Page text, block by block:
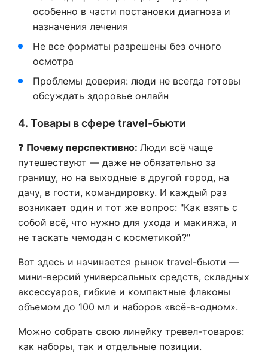
особенно в части постановки диагноза и
назначения лечения
Не все форматы разрешены без очного
осмотра
Проблемы доверия: люди не всегда готовы
обсуждать здоровье онлайн
4. Товары в сфере travel-бьюти
❓ Почему перспективно: Люди всё чаще
путешествуют — даже не обязательно за
границу, но на выходные в другой город, на
дачу, в гости, командировку. И каждый раз
возникает один и тот же вопрос: "Как взять с
собой всё, что нужно для ухода и макияжа, и
не таскать чемодан с косметикой?"
Вот здесь и начинается рынок travel-бьюти —
мини-версий универсальных средств, складных
аксессуаров, гибкие и компактные флаконы
объемом до 100 мл и наборов «всё-в-одном».
Можно собрать свою линейку тревел-товаров:
как наборы, так и отдельные позиции.